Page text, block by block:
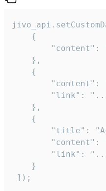
    {
"content":
    },
    {
"content":
"link":
    },
    {
"title":
"content":
"link":
    }
]);